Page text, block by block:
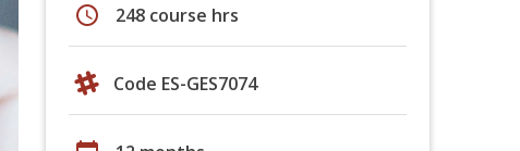
schedule 248 course hrs
Code ES-GES7074